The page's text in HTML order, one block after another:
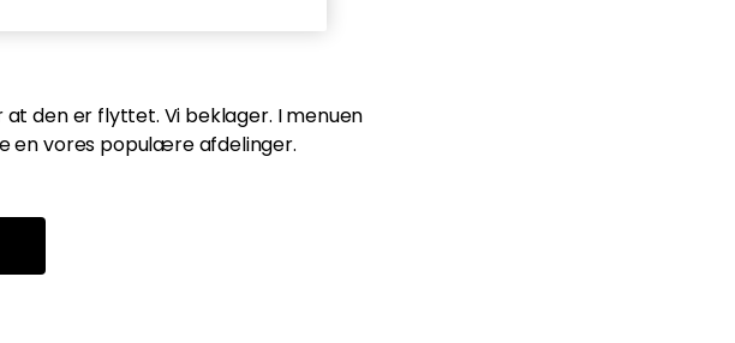
den er flyttet. Vi beklager. I menuen
en vores populære afdelinger.